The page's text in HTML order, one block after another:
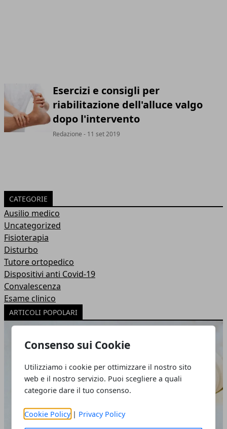
Consenso sui Cookie
Utilizziamo i cookie per ottimizzare il nostro sito
web e il nostro servizio. Puoi scegliere a quali
categorie dare il tuo consenso.
Cookie Policy | Privacy Policy
Esercizi e consigli per
riabilitazione dell'alluce valgo
dopo l'intervento
Redazione - 11 set 2019
CATEGORIE
Ausilio medico
Uncategorized
Fisioterapia
Disturbo
Tutore ortopedico
Dispositivi anti Covid-19
Convalescenza
Esame clinico
ARTICOLI POPOLARI